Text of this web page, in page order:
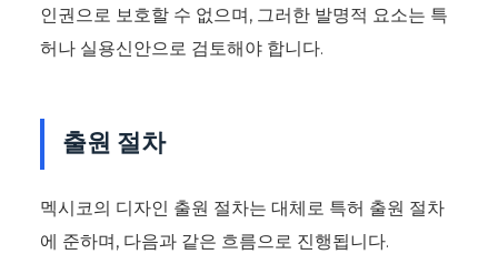
인권으로 보호할 수 없으며, 그러한 발명적 요소는 특
허나 실용신안으로 검토해야 합니다.
출원 절차
멕시코의 디자인 출원 절차는 대체로 특허 출원 절차
에 준하며, 다음과 같은 흐름으로 진행됩니다.